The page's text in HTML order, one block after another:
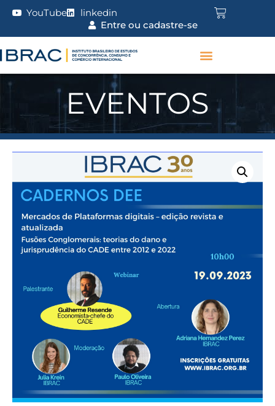
YouTube
linkedin
Entre ou cadastre-se
EVENTOS